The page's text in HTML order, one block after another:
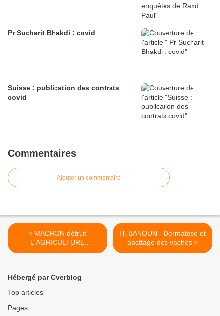
Pr Sucharit Bhakdi : covid
Suisse : publication des contrats
covid
Commentaires
Ajouter un commentaire
< MACRON détruit
L'AGRICULTURE
FRANÇAISE !
H. BANOUN - Dermatose et
abattage des vaches >
Hébergé par Overblog
Top articles
Pages